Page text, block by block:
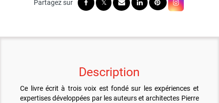
Description
Ce livre écrit à trois voix est fondé sur les expériences et
expertises développées par les auteurs et architectes Pierre